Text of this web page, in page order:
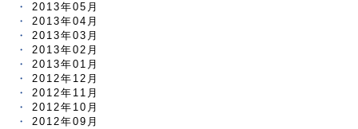
2013年05月
2013年04月
2013年03月
2013年02月
2013年01月
2012年12月
2012年11月
2012年10月
2012年09月